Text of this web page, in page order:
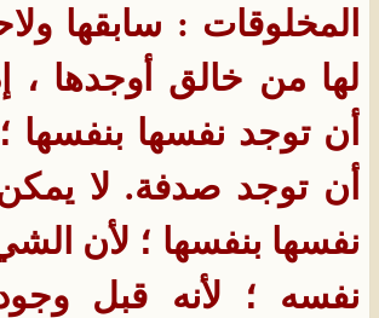
المخلوقات : سابقها
لها من خالق أوجدها ،
أن توجد نفسها بنفسها
أن توجد صدفة. لا
نفسها بنفسها ؛ لأن
نفسه ؛ لأنه قبل